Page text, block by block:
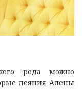
рода можно
деяния Алены